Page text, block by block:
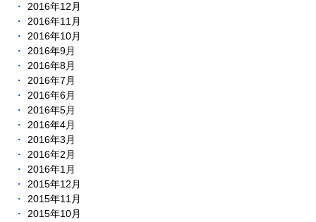
2016年12月
2016年11月
2016年10月
2016年9月
2016年8月
2016年7月
2016年6月
2016年5月
2016年4月
2016年3月
2016年2月
2016年1月
2015年12月
2015年11月
2015年10月